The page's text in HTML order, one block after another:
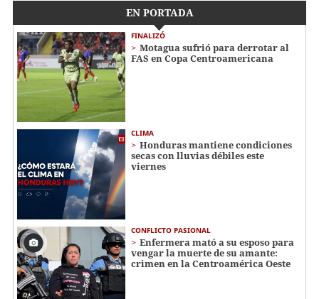
EN PORTADA
FINALIZÓ
Motagua sufrió para derrotar al
FAS en Copa Centroamericana
CLIMA
Honduras mantiene condiciones
secas con lluvias débiles este
viernes
CONFLICTO PASIONAL
Enfermera mató a su esposo para
vengar la muerte de su amante:
crimen en la Centroamérica Oeste